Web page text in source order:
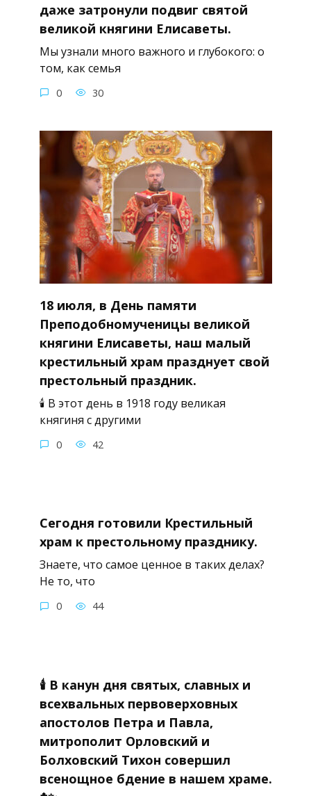
даже затронули подвиг святой
великой княгини Елисаветы.
Мы узнали много важного и глубокого: о
том, как семья
0 30
18 июля, в День памяти
Преподобномученицы великой
княгини Елисаветы, наш малый
крестильный храм празднует свой
престольный праздник.
🕯 В этот день в 1918 году великая
княгиня с другими
0 42
Сегодня готовили Крестильный
храм к престольному празднику.
Знаете, что самое ценное в таких делах?
Не то, что
0 44
🕯 В канун дня святых, славных и
всехвальных первоверховных
апостолов Петра и Павла,
митрополит Орловский и
Болховский Тихон совершил
всенощное бдение в нашем храме.